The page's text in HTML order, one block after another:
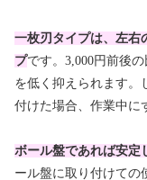
一枚刃タイプは、左右
プです。3,000円前後
を低く抑えられます。
付けた場合、作業中に
ボール盤であれば安定
ール盤に取り付けての